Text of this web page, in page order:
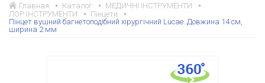
Главная Каталог
МЕДИЧНІ ІНСТРУМЕНТИ
ЛОР ІНСТРУМЕНТИ
Пінцети
Пінцет вушний багнетоподібний хірургічний Lucae. Довжина 14 см,
ширина 2 мм